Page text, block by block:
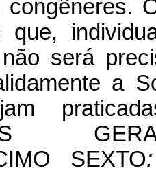
congêneres.
que,
será
a
SEXTO